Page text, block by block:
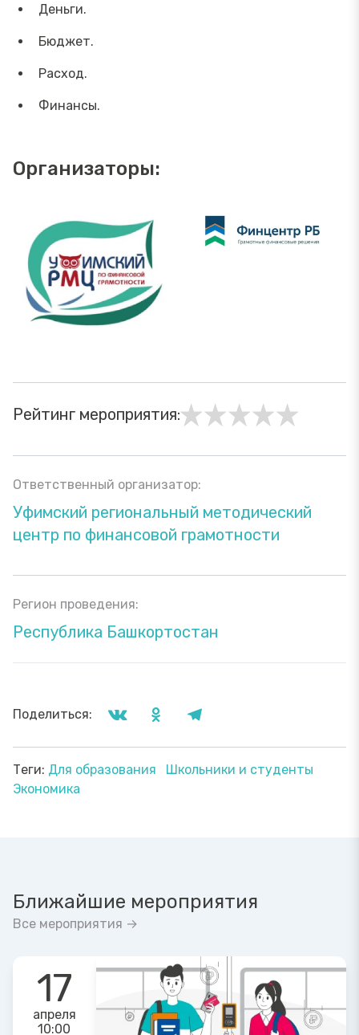
Деньги.
Бюджет.
Расход.
Финансы.
Организаторы:
Рейтинг мероприятия:
Ответственный организатор:
Уфимский региональный методический
центр по финансовой грамотности
Регион проведения:
Республика Башкортостан
Поделиться:
Теги: Для образования
Школьники и студенты
Экономика
Ближайшие мероприятия
Все мероприятия →
17
апреля
10:00